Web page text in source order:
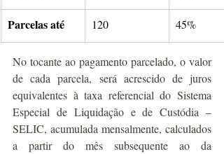
Parcelas até 120 45%
No tocante ao pagamento parcelado, o valor
de cada parcela, será acrescido de juros
equivalentes à taxa referencial do Sistema
Especial de Liquidação e de Custódia –
SELIC, acumulada mensalmente, calculados
a partir do mês subsequente ao da